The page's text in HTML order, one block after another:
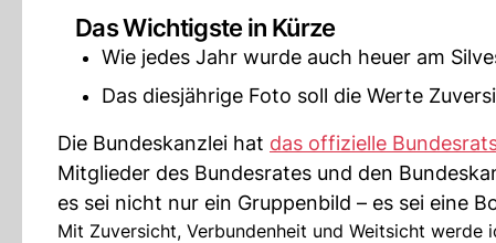
Das Wichtigste in Kürze
Wie jedes Jahr wurde auch heuer am
Das diesjährige Foto soll die Werte
Die Bundeskanzlei hat das offizielle
Mitglieder des Bundesrates und den
es sei nicht nur ein Gruppenbild – es sei eine
Mit Zuversicht, Verbundenheit und Weitsicht